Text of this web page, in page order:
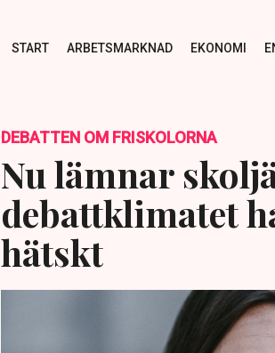
START ARBETSMARKNAD EKONOMI
DEBATTEN OM FRISKOLORNA
Nu lämnar
debattklimatet
hätskt